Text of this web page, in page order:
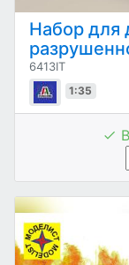
Набор для
6413IT
1:35